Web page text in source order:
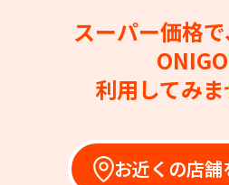
スーパー価格
利用してみ
お近くの店舗